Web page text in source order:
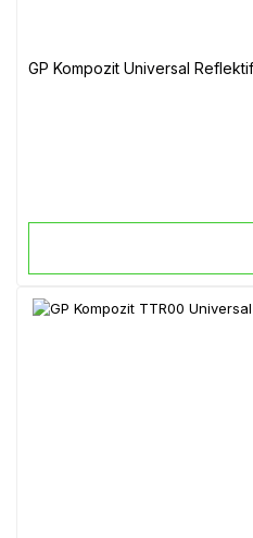
GP Kompozit Universal